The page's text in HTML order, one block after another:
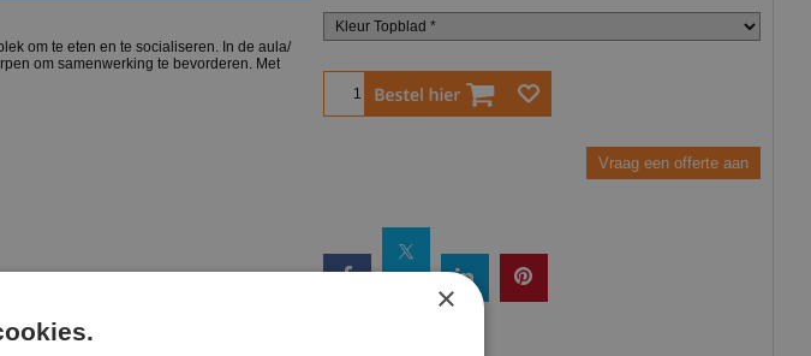
Bestel
Vraag een offerte aan
om te eten en te socialiseren. In de aula/
om samenwerking te bevorderen. Met
grijs, Acacia, Salisbury en Mountain eiken.
×